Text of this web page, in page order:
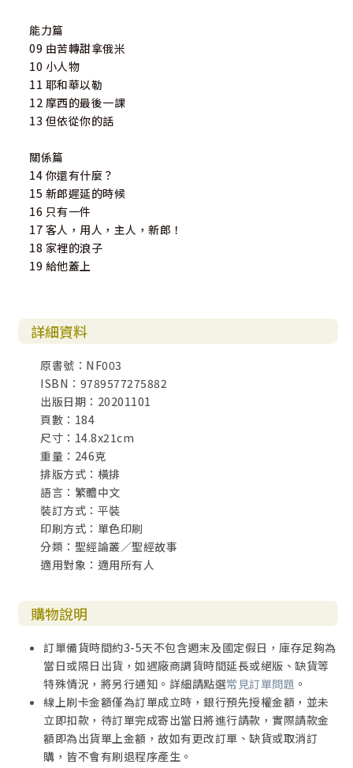
能力篇
09 由苦轉甜拿俄米
10 小人物
11 耶和華以勒
12 摩西的最後一課
13 但依從你的話
關係篇
14 你還有什麼？
15 新郎遲延的時候
16 只有一件
17 客人，用人，主人，新郎！
18 家裡的浪子
19 給他蓋上
詳細資料
原書號：NF003
ISBN：9789577275882
出版日期：20201101
頁數：184
尺寸：14.8x21cm
重量：246克
排版方式：橫排
語言：繁體中文
裝訂方式：平裝
印刷方式：單色印刷
分類：聖經論叢／聖經故事
適用對象：適用所有人
購物說明
訂單備貨時間約3-5天不包含週末及國定假日，庫存足夠為
當日或隔日出貨，如遇廠商調貨時間延長或絕版、缺貨等
特殊情況，將另行通知。詳細請點選常見訂單問題 。
線上刷卡金額僅為訂單成立時，銀行預先授權金額，並未
立即扣款，待訂單完成寄出當日將進行請款，實際請款金
額即為出貨單上金額，故如有更改訂單、缺貨或取消訂
購，皆不會有刷退程序產生。